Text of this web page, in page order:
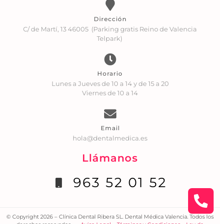
Dirección
C/ de Martí, 13 46005 (Parking gratis Reino de Valencia
Telpark)
Horario
Lunes a Jueves de 10 a 14 y de 15 a 20
Viernes de 10 a 14
Email
hola@dentalmedica.es
Llámanos
963 52 01 52
© Copyright 2026 – Clínica Dental Ribera SL. Dental Médica Valencia. Todos los